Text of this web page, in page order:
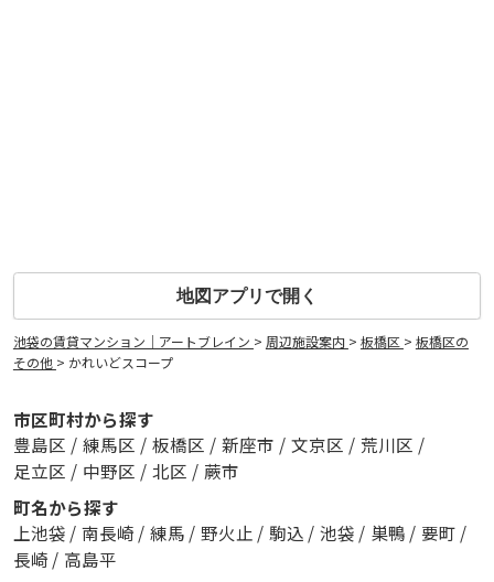
地図アプリで開く
池袋の賃貸マンション｜アートブレイン > 周辺施設案内 > 板橋区 > 板橋区の
その他 > かれいどスコープ
市区町村から探す
豊島区 / 練馬区 / 板橋区 / 新座市 / 文京区 / 荒川区 /
足立区 / 中野区 / 北区 / 蕨市
町名から探す
上池袋 / 南長崎 / 練馬 / 野火止 / 駒込 / 池袋 / 巣鴨 / 要町 /
長崎 / 高島平